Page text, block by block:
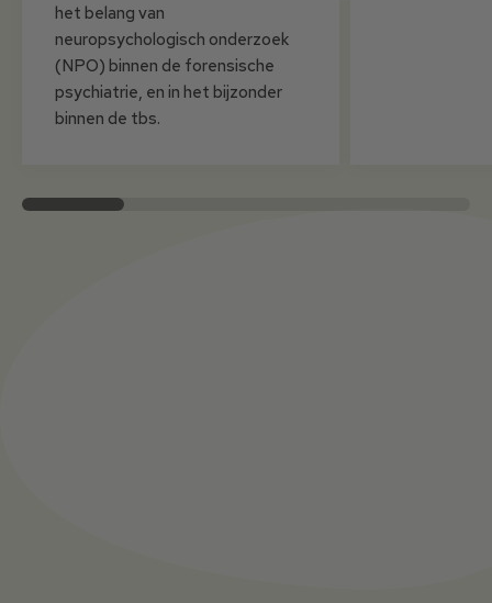
het belang van
neuropsychologisch onderzoek
(NPO) binnen de forensische
psychiatrie, en in het bijzonder
binnen de tbs.